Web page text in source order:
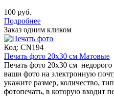
100 руб.
Подробнее
Заказ одним кликом
Код: CN194
Печать фото 20х30 см Матовые
Печать фото 20х30 см
ваши фото на электронную
укажите размер, количество,
фотопечать, в которую входит